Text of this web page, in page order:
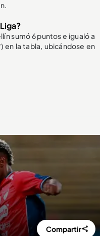
sumó 6 puntos e igualó a
en la tabla, ubicándose en
Compartir